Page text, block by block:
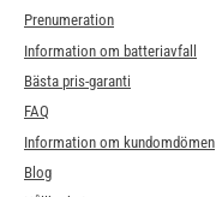
Prenumeration
Information om batteriavfall
Bästa pris-garanti
FAQ
Information om kundomdömen
Blog